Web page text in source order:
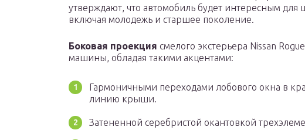
утверждают, что автомобиль будет интересным
включая молодежь и старшее поколение.
Боковая проекция смелого экстерьера Nissan
машины, обладая такими акцентами:
Гармоничными переходами лобового окна в
линию крыши.
Затененной серебристой окантовкой